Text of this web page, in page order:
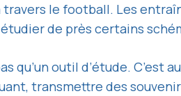
le football. Les
de près certains
qu’un outil d’étude. C’est
transmettre des